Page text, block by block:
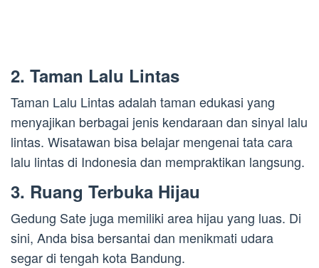
2. Taman Lalu Lintas
Taman Lalu Lintas adalah taman edukasi yang
menyajikan berbagai jenis kendaraan dan sinyal lalu
lintas. Wisatawan bisa belajar mengenai tata cara
lalu lintas di Indonesia dan mempraktikan langsung.
3. Ruang Terbuka Hijau
Gedung Sate juga memiliki area hijau yang luas. Di
sini, Anda bisa bersantai dan menikmati udara
segar di tengah kota Bandung.